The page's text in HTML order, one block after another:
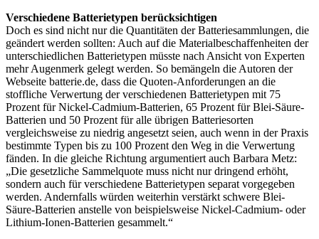
Verschiedene Batterietypen berücksichtigen
Doch es sind nicht nur die Quantitäten der Batteriesammlungen, die
geändert werden sollten: Auch auf die Materialbeschaffenheiten der
unterschiedlichen Batterietypen müsste nach Ansicht von Experten
mehr Augenmerk gelegt werden. So bemängeln die Autoren der
Webseite batterie.de, dass die Quoten-Anforderungen an die
stoffliche Verwertung der verschiedenen Batterietypen mit 75
Prozent für Nickel-Cadmium-Batterien, 65 Prozent für Blei-Säure-
Batterien und 50 Prozent für alle übrigen Batteriesorten
vergleichsweise zu niedrig angesetzt seien, auch wenn in der Praxis
bestimmte Typen bis zu 100 Prozent den Weg in die Verwertung
fänden. In die gleiche Richtung argumentiert auch Barbara Metz:
„Die gesetzliche Sammelquote muss nicht nur dringend erhöht,
sondern auch für verschiedene Batterietypen separat vorgegeben
werden. Andernfalls würden weiterhin verstärkt schwere Blei-
Säure-Batterien anstelle von beispielsweise Nickel-Cadmium- oder
Lithium-Ionen-Batterien gesammelt.“